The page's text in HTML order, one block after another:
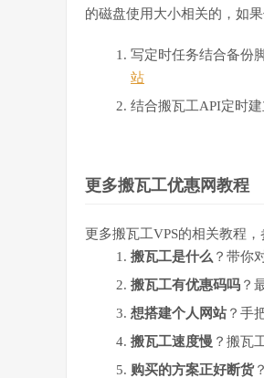
的磁盘使用大小相关的，如
写定时任务结合备份
站
结合搬瓦工API定时建
更多搬瓦工优惠网教程
更多搬瓦工VPS的相关教程，
搬瓦工是什么 ？带你
搬瓦工有优惠码吗 ？
想搭建个人网站？手
搬瓦工速度慢 ？搬瓦
购买的方案正好断货